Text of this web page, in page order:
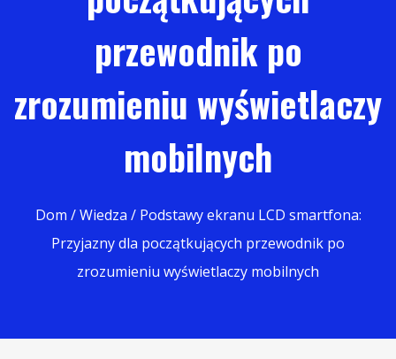
przewodnik po
zrozumieniu wyświetlaczy
mobilnych
Dom /Wiedza / Podstawy ekranu LCD smartfona:
Przyjazny dla początkujących przewodnik po
zrozumieniu wyświetlaczy mobilnych